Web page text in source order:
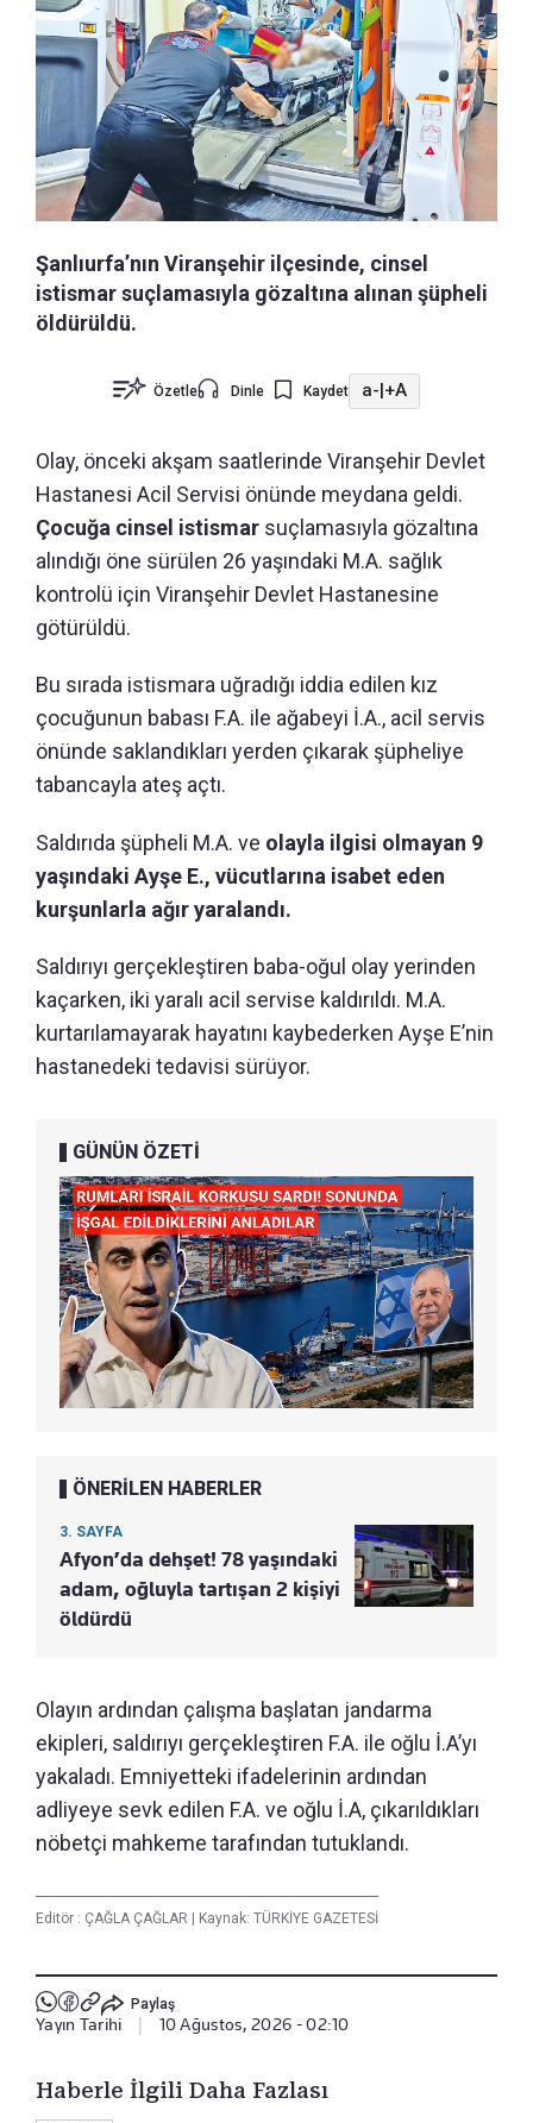
Şanlıurfa’nın Viranşehir ilçesinde, cinsel
istismar suçlamasıyla gözaltına alınan şüpheli
öldürüldü.
Özetle Dinle Kaydet a-|+A
Olay, önceki akşam saatlerinde Viranşehir Devlet
Hastanesi Acil Servisi önünde meydana geldi.
Çocuğa cinsel istismar suçlamasıyla gözaltına
alındığı öne sürülen 26 yaşındaki M.A. sağlık
kontrolü için Viranşehir Devlet Hastanesine
götürüldü.
Bu sırada istismara uğradığı iddia edilen kız
çocuğunun babası F.A. ile ağabeyi İ.A., acil servis
önünde saklandıkları yerden çıkarak şüpheliye
tabancayla ateş açtı.
Saldırıda şüpheli M.A. ve olayla ilgisi olmayan 9
yaşındaki Ayşe E., vücutlarına isabet eden
kurşunlarla ağır yaralandı.
Saldırıyı gerçekleştiren baba-oğul olay yerinden
kaçarken, iki yaralı acil servise kaldırıldı. M.A.
kurtarılamayarak hayatını kaybederken Ayşe E’nin
hastanedeki tedavisi sürüyor.
GÜNÜN ÖZETİ
ÖNERİLEN HABERLER
3. SAYFA
Afyon’da dehşet! 78 yaşındaki
adam, oğluyla tartışan 2 kişiyi
öldürdü
Olayın ardından çalışma başlatan jandarma
ekipleri, saldırıyı gerçekleştiren F.A. ile oğlu İ.A’yı
yakaladı. Emniyetteki ifadelerinin ardından
adliyeye sevk edilen F.A. ve oğlu İ.A, çıkarıldıkları
nöbetçi mahkeme tarafından tutuklandı.
Editör : ÇAĞLA ÇAĞLAR Kaynak: TÜRKİYE GAZETESİ
Paylaş
Yayın Tarihi 10 Ağustos, 2026 - 02:10
Haberle İlgili Daha Fazlası